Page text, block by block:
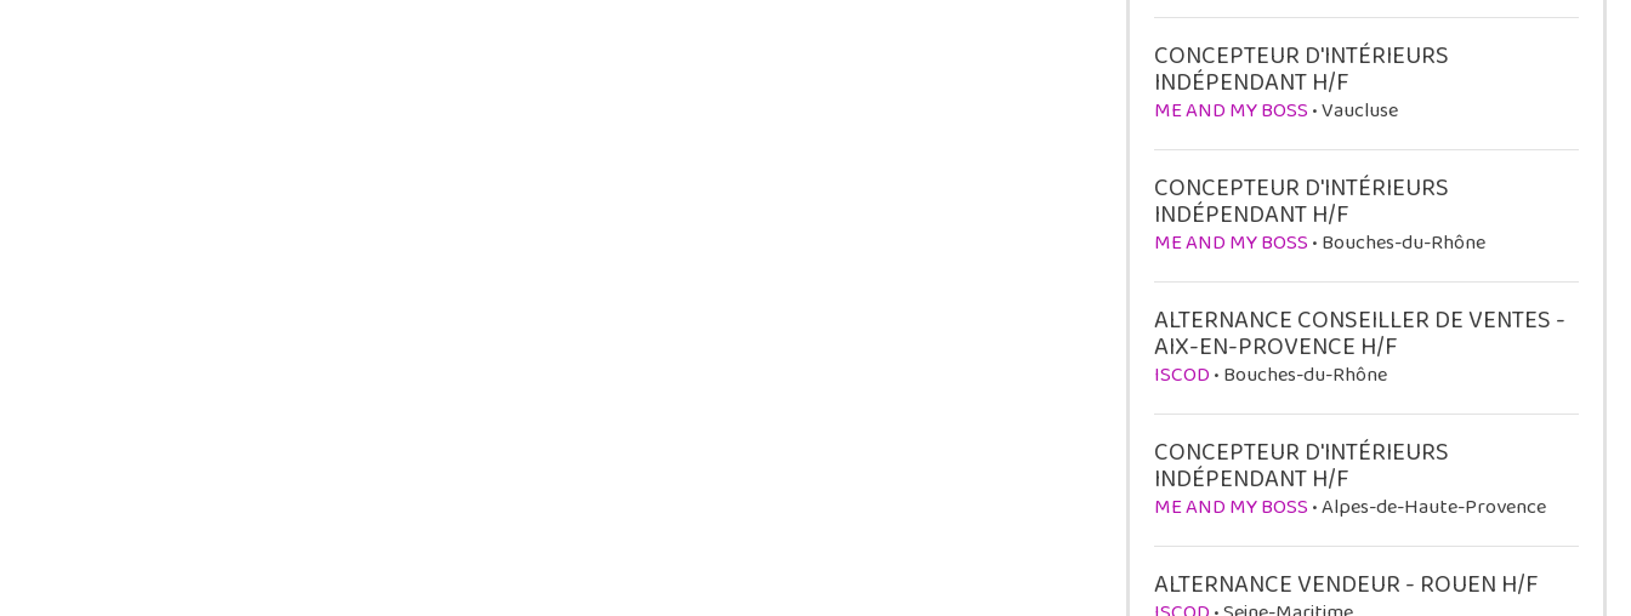
CONCEPTEUR D'INTÉRIEURS
INDÉPENDANT H/F
ME AND MY BOSS• Vaucluse
CONCEPTEUR D'INTÉRIEURS
INDÉPENDANT H/F
ME AND MY BOSS• Bouches-du-Rhône
ALTERNANCE CONSEILLER DE VENTES -
AIX-EN-PROVENCE H/F
ISCOD• Bouches-du-Rhône
CONCEPTEUR D'INTÉRIEURS
INDÉPENDANT H/F
ME AND MY BOSS• Alpes-de-Haute-Provence
ALTERNANCE VENDEUR - ROUEN H/F